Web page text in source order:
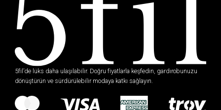
5fil’de lüks daha ulaşılabilir. Doğru fiyatlarla keşfedin, gardırobunuzu
dönüştürün ve sürdürülebilir modaya katkı sağlayın.